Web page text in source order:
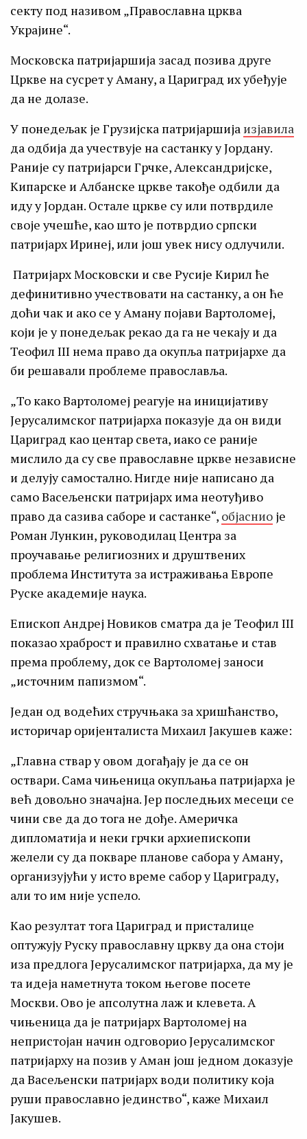
секту под називом „Православна црква
Украјине“.
Московска патријаршија засад позива друге
Цркве на сусрет у Аману, а Цариград их убеђује
да не долазе.
У понедељак је Грузијска патријаршија изјавила
да одбија да учествује на састанку у Јордану.
Раније су патријарси Грчке, Александријске,
Кипарске и Албанске цркве такође одбили да
иду у Јордан. Остале цркве су или потврдиле
своје учешће, као што је потврдио српски
патријарх Иринеј, или још увек нису одлучили.
Патријарх Московски и све Русије Кирил ће
дефинитивно учествовати на састанку, а он ће
доћи чак и ако се у Аману појави Вартоломеј,
који је у понедељак рекао да га не чекају и да
Теофил III нема право да окупља патријархе да
би решавали проблеме православља.
„То како Вартоломеј реагује на иницијативу
Јерусалимског патријарха показује да он види
Цариград као центар света, иако се раније
мислило да су све православне цркве независне
и делују самостално. Нигде није написано да
само Васељенски патријарх има неотуђиво
право да сазива саборе и састанке“, објаснио је
Роман Лункин, руководилац Центра за
проучавање религиозних и друштвених
проблема Института за истраживања Европе
Руске академије наука.
Епископ Андреј Новиков сматра да је Теофил III
показао храброст и правилно схватање и став
према проблему, док се Вартоломеј заноси
„источним папизмом“.
Један од водећих стручњака за хришћанство,
историчар оријенталиста Михаил Јакушев каже:
„Главна ствар у овом догађају је да се он
оствари. Сама чињеница окупљања патријарха је
већ довољно значајна. Јер последњих месеци се
чини све да до тога не дође. Америчка
дипломатија и неки грчки архиепископи
желели су да покваре планове сабора у Аману,
организујући у исто време сабор у Цариграду,
али то им није успело.
Као резултат тога Цариград и присталице
оптужују Руску православну цркву да она стоји
иза предлога Јерусалимског патријарха, да му је
та идеја наметнута током његове посете
Москви. Ово је апсолутна лаж и клевета. А
чињеница да је патријарх Вартоломеј на
непристојан начин одговорио Јерусалимског
патријарху на позив у Аман још једном доказује
да Васељенски патријарх води политику која
руши православно јединство“, каже Михаил
Јакушев.